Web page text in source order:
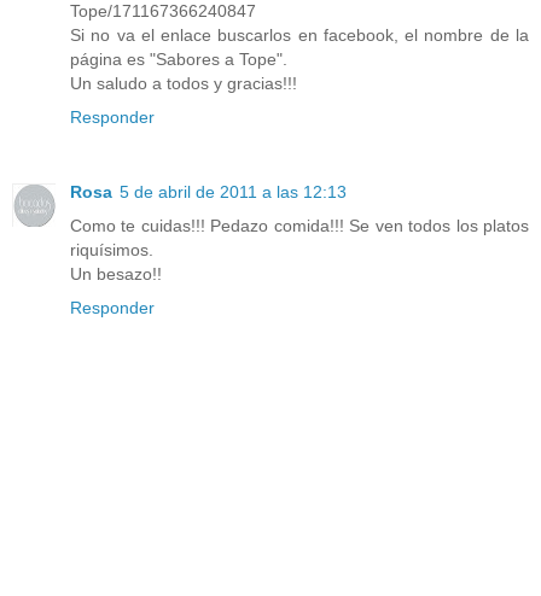
Tope/171167366240847
Si no va el enlace buscarlos en facebook, el nombre de la
página es "Sabores a Tope".
Un saludo a todos y gracias!!!
Responder
Rosa 5 de abril de 2011 a las 12:13
Como te cuidas!!! Pedazo comida!!! Se ven todos los platos
riquísimos.
Un besazo!!
Responder